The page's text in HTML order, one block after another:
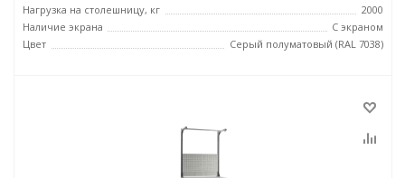
Нагрузка на столешницу, кг
2000
Наличие экрана
С экраном
Цвет
Серый полуматовый (RAL 7038)